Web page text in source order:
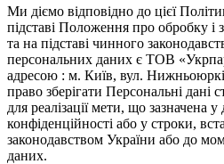
Ми діємо відповідно до цієї
підставі Положення про обробку і
та на підставі чинного
персональних даних є ТОВ
адресою : м. Київ, вул.
право зберігати Персональні дані
для реалізації мети, що зазначена у
конфіденційності або у строки,
законодавством України або до
даних.